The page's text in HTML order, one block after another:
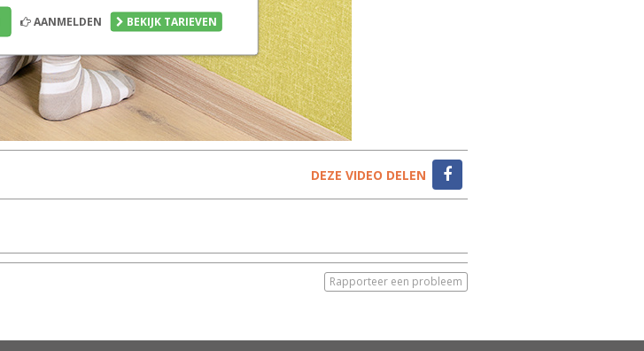
AANMELDEN BEKIJK TARIEVEN
DEZE VIDEO DELEN
Rapporteer een probleem